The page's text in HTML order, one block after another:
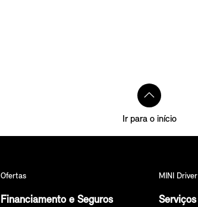
Ir para o início
Ofertas
Financiamento e Seguros
MINI Driver
Serviços